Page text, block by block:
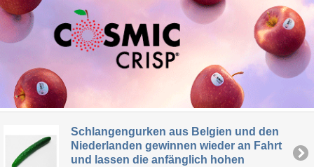
Schlangengurken aus Belgien und den
Niederlanden gewinnen wieder an Fahrt
und lassen die anfänglich hohen